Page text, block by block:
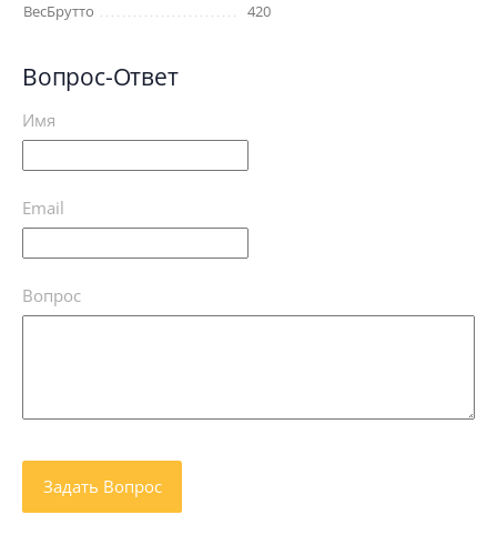
ВесБрутто
420
Вопрос-Ответ
Имя
Email
Вопрос